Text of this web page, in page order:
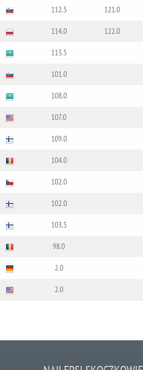
112.5 121.0
114.0 122.0
113.5
101.0
108.0
107.0
109.0
104.0
102.0
102.0
103.5
98.0
2.0
2.0